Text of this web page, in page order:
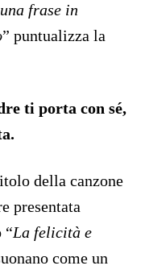
frase in
” puntualizza la
ti porta con sé,
della canzone
presentata
“La felicità e
come un